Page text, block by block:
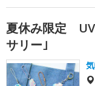
夏休み限定 UV
サリー｣